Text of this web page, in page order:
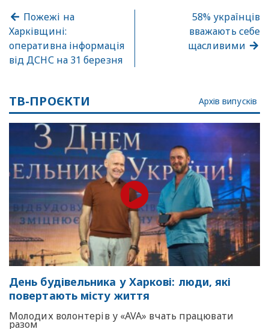
Пожежі на
Харківщині:
оперативна інформація
від ДСНС на 31 березня
58% українців
вважають себе
щасливими
ТВ-ПРОЄКТИ Архів випусків
День будівельника у Харкові: люди, які
повертають місту життя
Молодих волонтерів у «AVA» вчать працювати
разом